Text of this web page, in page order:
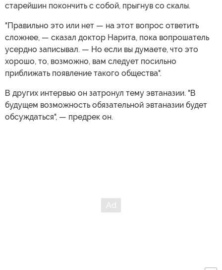
старейшин покончить с собой, прыгнув со скалы.
"Правильно это или нет — на этот вопрос ответить
сложнее, — сказал доктор Нарита, пока вопрошатель
усердно записывал. — Но если вы думаете, что это
хорошо, то, возможно, вам следует посильно
приближать появление такого общества".
В других интервью он затронул тему эвтаназии. "В
будущем возможность обязательной эвтаназии будет
обсуждаться", — предрек он.